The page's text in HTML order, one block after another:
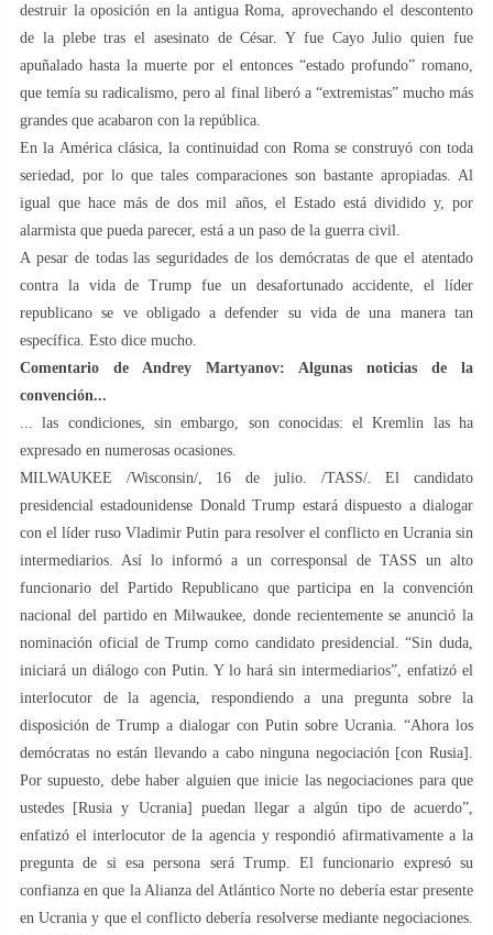
destruir la oposición en la antigua Roma, aprovechando el descontento
de la plebe tras el asesinato de César. Y fue Cayo Julio quien fue
apuñalado hasta la muerte por el entonces “estado profundo” romano,
que temía su radicalismo, pero al final liberó a “extremistas” mucho más
grandes que acabaron con la república.
En la América clásica, la continuidad con Roma se construyó con toda
seriedad, por lo que tales comparaciones son bastante apropiadas. Al
igual que hace más de dos mil años, el Estado está dividido y, por
alarmista que pueda parecer, está a un paso de la guerra civil.
A pesar de todas las seguridades de los demócratas de que el atentado
contra la vida de Trump fue un desafortunado accidente, el líder
republicano se ve obligado a defender su vida de una manera tan
específica. Esto dice mucho.
Comentario de Andrey Martyanov: Algunas noticias de la
convención...
... las condiciones, sin embargo, son conocidas: el Kremlin las ha
expresado en numerosas ocasiones.
MILWAUKEE /Wisconsin/, 16 de julio. /TASS/. El candidato
presidencial estadounidense Donald Trump estará dispuesto a dialogar
con el líder ruso Vladimir Putin para resolver el conflicto en Ucrania sin
intermediarios. Así lo informó a un corresponsal de TASS un alto
funcionario del Partido Republicano que participa en la convención
nacional del partido en Milwaukee, donde recientemente se anunció la
nominación oficial de Trump como candidato presidencial. “Sin duda,
iniciará un diálogo con Putin. Y lo hará sin intermediarios”, enfatizó el
interlocutor de la agencia, respondiendo a una pregunta sobre la
disposición de Trump a dialogar con Putin sobre Ucrania. “Ahora los
demócratas no están llevando a cabo ninguna negociación [con Rusia].
Por supuesto, debe haber alguien que inicie las negociaciones para que
ustedes [Rusia y Ucrania] puedan llegar a algún tipo de acuerdo”,
enfatizó el interlocutor de la agencia y respondió afirmativamente a la
pregunta de si esa persona será Trump. El funcionario expresó su
confianza en que la Alianza del Atlántico Norte no debería estar presente
en Ucrania y que el conflicto debería resolverse mediante negociaciones.